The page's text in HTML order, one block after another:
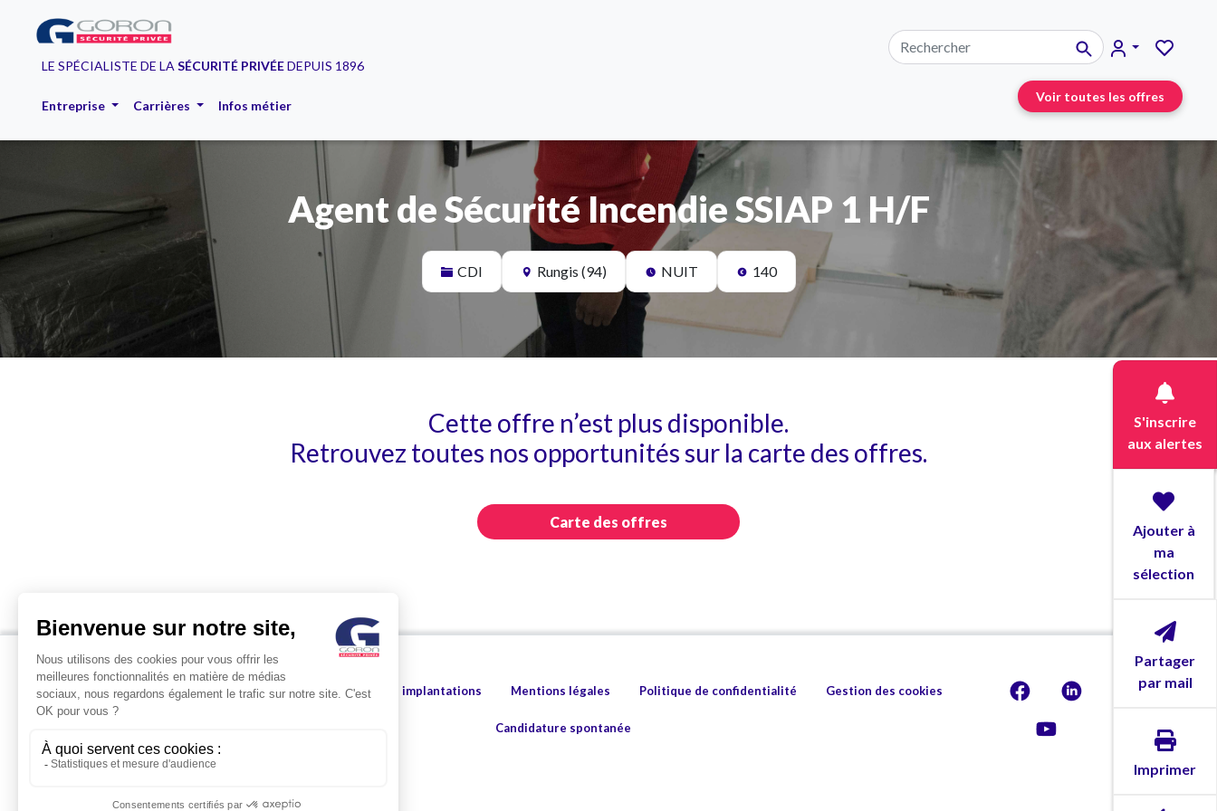
LE SPÉCIALISTE DE LA SÉCURITÉ PRIVÉEDEPUIS 1896
Entreprise Carrières Infos métier
Voir toutes les offres
S'inscrire
aux alertes
Ajouter à
ma
sélection
Partager
par mail
Imprimer
Agent de Sécurité Incendie SSIAP 1 H/F
CDI Rungis (94) NUIT 140
Cette offre n’est plus disponible.
Retrouvez toutes nos opportunités sur la carte des offres.
Carte des offres
RNMPS Contactez-nous Nos implantations Mentions légales Politique de confidentialité Gestion des cookies
Candidature spontanée